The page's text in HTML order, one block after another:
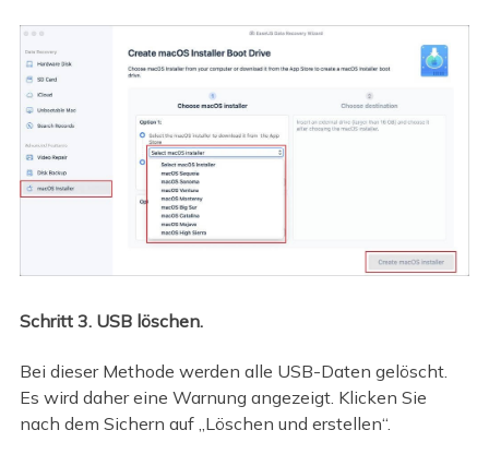
Schritt 3. USB löschen.
Bei dieser Methode werden alle USB-Daten gelöscht.
Es wird daher eine Warnung angezeigt. Klicken Sie
nach dem Sichern auf „Löschen und erstellen“.